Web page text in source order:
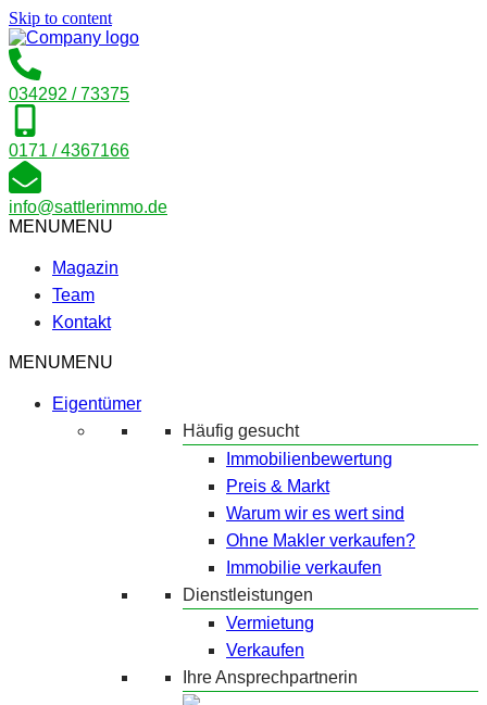
Skip to content
034292 / 73375
0171 / 4367166
info@sattlerimmo.de
MENUMENU
Magazin
Team
Kontakt
MENUMENU
Eigentümer
Häufig gesucht
Immobilienbewertung
Preis & Markt
Warum wir es wert sind
Ohne Makler verkaufen?
Immobilie verkaufen
Dienstleistungen
Vermietung
Verkaufen
Ihre Ansprechpartnerin